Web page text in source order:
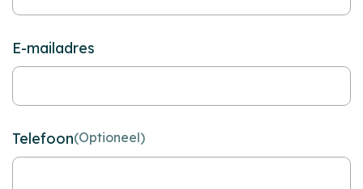
E-mailadres
Telefoon(Optioneel)